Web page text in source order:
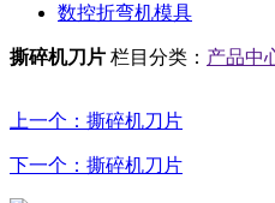
数控折弯机模具
撕碎机刀片 栏目分类： 产品中
上一个：撕碎机刀片
下一个：撕碎机刀片